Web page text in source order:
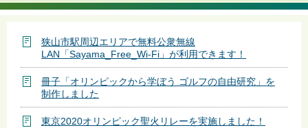
か
狭山市駅周辺エリアで無料公衆無線
LAN「Sayama_Free_Wi-Fi」が利用できます！
冊子「オリンピックから学ぼう ゴルフの自由研究」を
制作しました
東京2020オリンピック聖火リレーを実施しました！